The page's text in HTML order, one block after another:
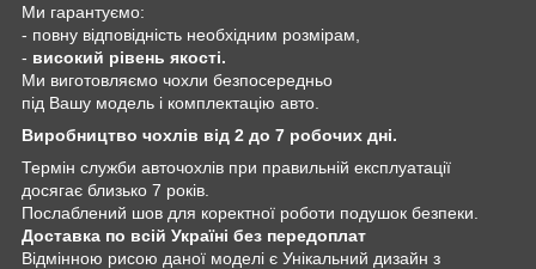
Ми гарантуємо:
- повну відповідність необхідним розмірам,
- високий рівень якості.
Ми виготовляємо чохли безпосередньо
під Вашу модель і комплектацію авто.
Виробництво чохлів від 2 до 7 робочих дні.
Термін служби авточохлів при правильній експлуатації
досягає близько 7 років.
Послаблений шов для коректної роботи подушок безпеки.
Доставка по всій Україні без передоплат
Відмінною рисою даної моделі є Унікальний дизайн з